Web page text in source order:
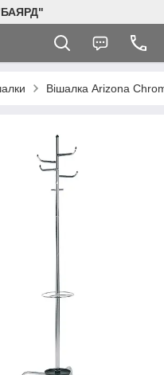
Вішалка Arizona